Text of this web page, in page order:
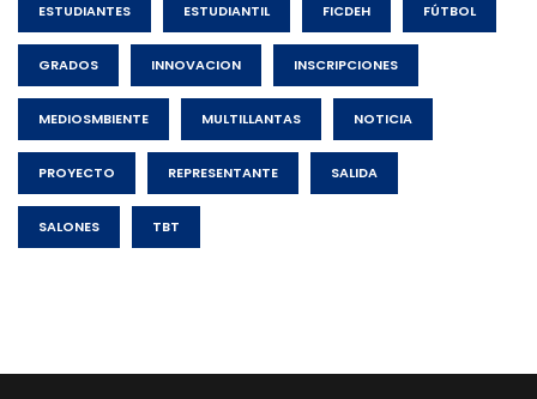
ESTUDIANTES ESTUDIANTIL FICDEH FÚTBOL
GRADOS INNOVACION INSCRIPCIONES
MEDIOSMBIENTE MULTILLANTAS NOTICIA
PROYECTO REPRESENTANTE SALIDA
SALONES TBT